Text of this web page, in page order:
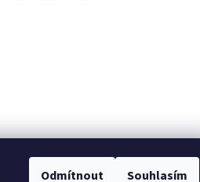
Odmítnout Souhlasím